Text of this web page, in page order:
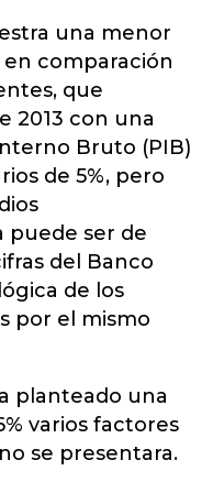
una menor
comparación
que
2013 con una
Bruto (PIB)
de 5%, pero
puede ser de
del Banco
de los
por el mismo
planteado una
varios factores
se presentara.